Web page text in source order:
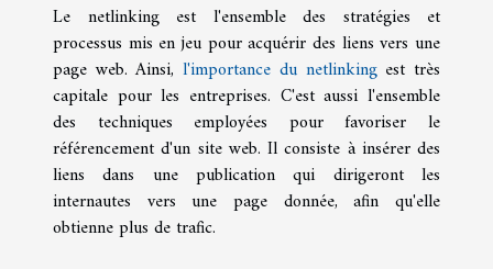
Le netlinking est l'ensemble des stratégies et
processus mis en jeu pour acquérir des liens vers une
page web. Ainsi,l'importance du netlinkingest très
capitale pour les entreprises. C'est aussi l'ensemble
des techniques employées pour favoriser le
référencement d'un site web. Il consiste à insérer des
liens dans une publication qui dirigeront les
internautes vers une page donnée, afin qu'elle
obtienne plus de trafic.